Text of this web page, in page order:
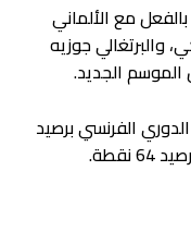
مع الألماني
والبرتغالي جوزيه
الموسم الجديد.
الفرنسي برصيد